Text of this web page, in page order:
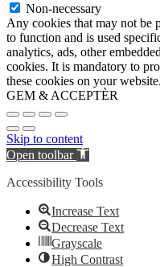
Non-necessary
Any cookies that may not be
to function and is used
analytics, ads, other
cookies. It is mandatory to
these cookies on your website.
GEM & ACCEPTÈR
Skip to content
Open toolbar
Accessibility Tools
Increase Text
Decrease Text
Grayscale
High Contrast